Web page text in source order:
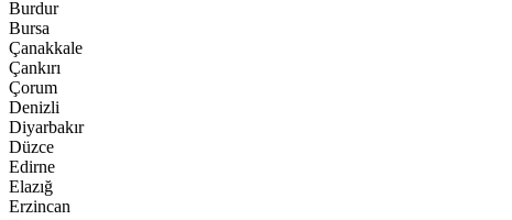
Burdur
Bursa
Çanakkale
Çankırı
Çorum
Denizli
Diyarbakır
Düzce
Edirne
Elazığ
Erzincan